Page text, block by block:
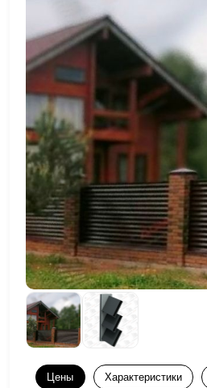
Цены Характеристики